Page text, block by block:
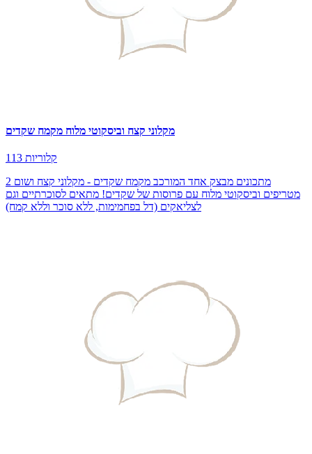
מקלוני קצח וביסקוטי מלוח מקמח שקדים
113 קלוריות
2 מתכונים מבצק אחד המורכב מקמח שקדים - מקלוני קצח ושום
מטריפים וביסקוטי מלוח עם פרוסות של שקדים! מתאים לסוכרתיים וגם
לצליאקים (דל בפחמימות, ללא סוכר וללא קמח)